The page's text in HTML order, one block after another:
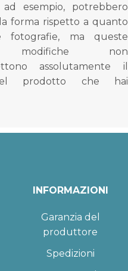
esempio, potrebbero
forma rispetto a quanto
fotografie, ma queste
modifiche non
assolutamente il
prodotto che hai
INFORMAZIONI
Garanzia del
produttore
Spedizioni